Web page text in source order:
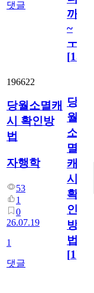
댓글
까
~
ㅜ
[15
196622
당월소멸캐
시 확인방
법
자행학
53
1
0
26.07.19
1
댓글
당
월
소
멸
캐
시
확
인
방
법
[1]